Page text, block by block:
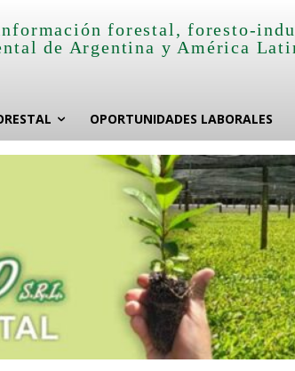
forestal, foresto-
de Argentina y América
OPORTUNIDADES LABORALES